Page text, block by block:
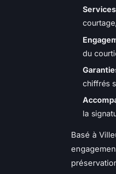
du
chiffrés
la
Basé à